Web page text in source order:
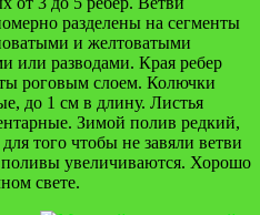
разделены на сегменты
и желтоватыми
или разводами. Края ребер
роговым слоем. Колючки
до 1 см в длину. Листья
Зимой полив редкий,
для того чтобы не завяли ветви
увеличиваются. Хорошо
свете.